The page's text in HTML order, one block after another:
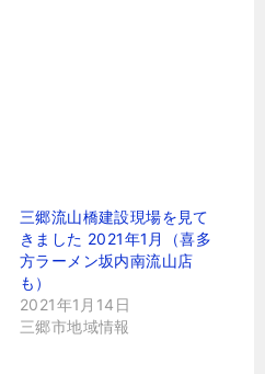
三郷流山橋建設現場を見て
きました 2021年1月（喜多
方ラーメン坂内南流山店
も）
2021年1月14日
三郷市地域情報